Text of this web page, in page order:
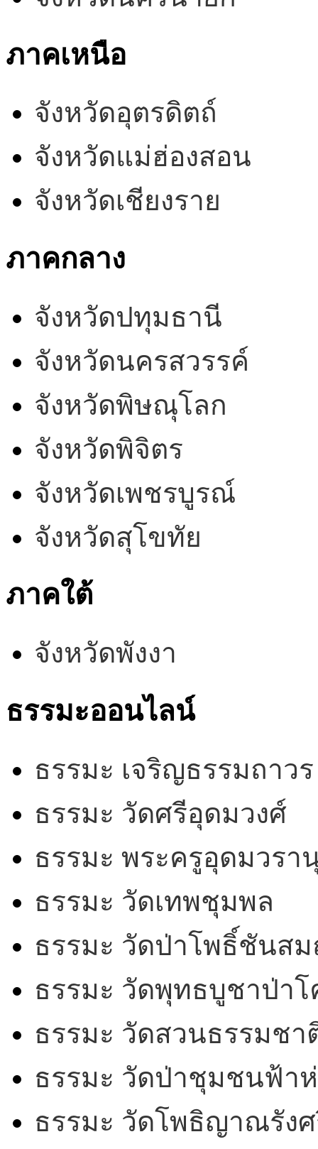
ภาคเหนือ
จังหวัดอุตรดิตถ์
จังหวัดแม่ฮ่องสอน
จังหวัดเชียงราย
ภาคกลาง
จังหวัดปทุมธานี
จังหวัดนครสวรรค์
จังหวัดพิษณุโลก
จังหวัดพิจิตร
จังหวัดเพชรบูรณ์
จังหวัดสุโขทัย
ภาคใต้
จังหวัดพังงา
ธรรมะออนไลน์
ธรรมะ เจริญธรรมถาวร
ธรรมะ วัดศรีอุดมวงศ์
ธรรมะ พระครูอุดมวรา
ธรรมะ วัดเทพชุมพล
ธรรมะ วัดป่าโพธิ์ชันส
ธรรมะ วัดพุทธบูชาป่า
ธรรมะ วัดสวนธรรมช
ธรรมะ วัดป่าชุมชนฟ้า
ธรรมะ วัดโพธิญาณรัง